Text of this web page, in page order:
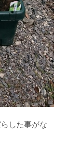
した事がな